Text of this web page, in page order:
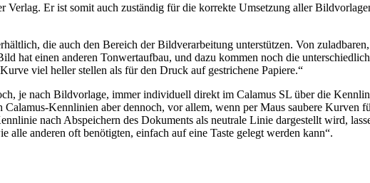
Er ist somit auch zuständig für die korrekte Umsetzung aller
die auch den Bereich der Bildverarbeitung unterstützen. Von
hat einen anderen Tonwertaufbau, und dazu kommen noch die
viel heller stellen als für den Druck auf gestrichene Papiere.“
je nach Bildvorlage, immer individuell direkt im Calamus SL über die
Kennlinien aber dennoch, vor allem, wenn per Maus saubere Kurven
nach Abspeichern des Dokuments als neutrale Linie dargestellt wird,
anderen oft benötigten, einfach auf eine Taste gelegt werden kann“.